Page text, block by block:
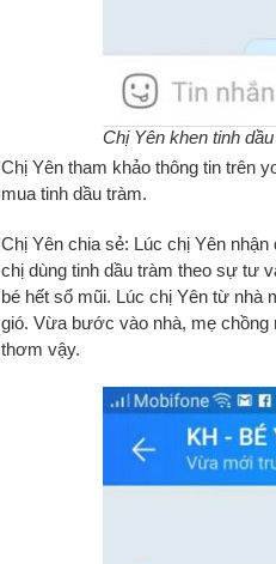
Chị Yên khen tinh
Chị Yên tham khảo thông tin trên
mua tinh dầu tràm.
Chị Yên chia sẻ: Lúc chị Yên
chị dùng tinh dầu tràm theo sự tư
bé hết sổ mũi. Lúc chị Yên từ nhà
gió. Vừa bước vào nhà, mẹ chồng
thơm vậy.